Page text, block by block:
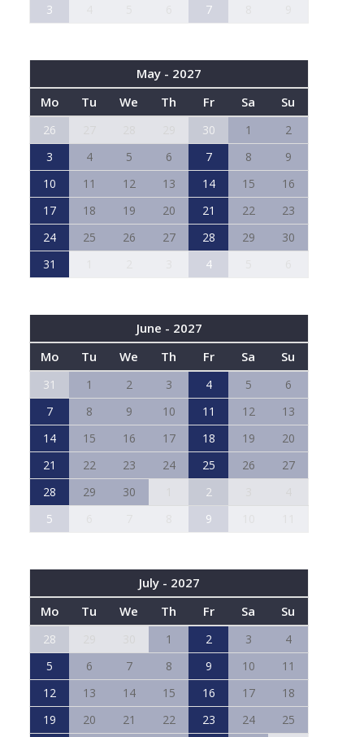
3
7
May - 2027
Mo
Tu We Th Fr Sa Su
26 30 1
2
3
4 5 6 7 8
9
10
11 12 13 14 15
16
17
18 19 20 21 22
23
24
25 26 27 28 29
30
31
4
June - 2027
Mo
Tu We Th Fr Sa Su
31 1 2 3 4 5
6
7
8 9 10 11 12
13
14
15 16 17 18 19
20
21
22 23 24 25 26
27
28
29 30 2
5
9
July - 2027
Mo
Tu We Th Fr Sa Su
28 1 2 3
4
5
6 7 8 9 10
11
12
13 14 15 16 17
18
19
20 21 22 23 24
25